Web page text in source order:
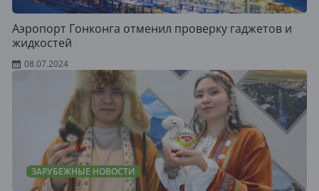
Аэропорт Гонконга отменил проверку гаджетов и
жидкостей
08.07.2024
ЗАРУБЕЖНЫЕ НОВОСТИ